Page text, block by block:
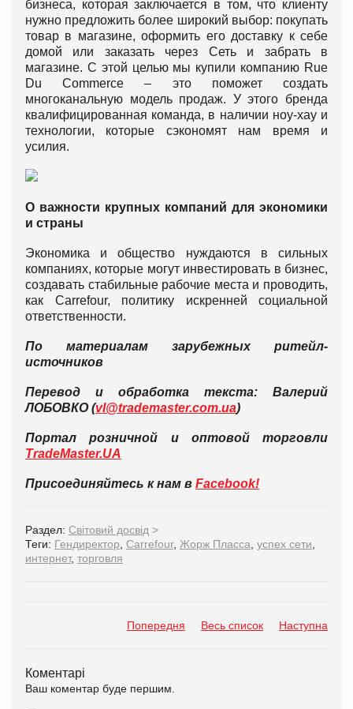
бизнеса, которая заключается в том, что клиенту
нужно предложить более широкий выбор: покупать
товар в магазине, оформить его доставку к себе
домой или заказать через Сеть и забрать в
магазине. С этой целью мы купили компанию Rue
Du Commerce – это поможет создать
многоканальную модель продаж. У этого бренда
квалифицированная команда, в наличии ноу-хау и
технологии, которые сэкономят нам время и
усилия.
О важности крупных компаний для экономики
и страны
Экономика и общество нуждаются в сильных
компаниях, которые могут инвестировать в бизнес,
создавать стабильные рабочие места и проводить,
как Carrefour, политику искренней социальной
ответственности.
По материалам зарубежных ритейл-
источников
Перевод и обработка текста: Валерий
ЛОБОВКО (vl@trademaster.com.ua)
Портал розничной и оптовой торговли
TradeMaster.UA
Присоединяйтесь к нам в Facebook!
Раздел: Світовий досвід >
Теги: Гендиректор Carrefour, Жорж Пласса успех сети
интернет, торговля
Попередня Весь список Наступна
Коментарі
Ваш коментар буде першим.